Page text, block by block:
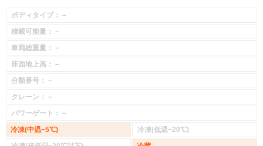
ボディタイプ：－
積載可能量：－
車両総重量：－
床面地上高：－
分類番号：－
クレーン：－
パワーゲート：－
冷凍(中温−5℃)
冷凍(低温−20℃)